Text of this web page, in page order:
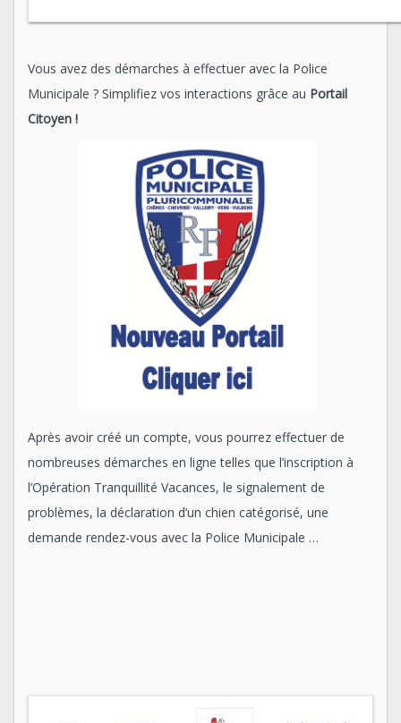
Vous avez des démarches à effectuer avec la Police
Municipale ? Simplifiez vos interactions grâce au Portail
Citoyen !
Après avoir créé un compte, vous pourrez effectuer de
nombreuses démarches en ligne telles que l’inscription à
l’Opération Tranquillité Vacances, le signalement de
problèmes, la déclaration d’un chien catégorisé, une
demande rendez-vous avec la Police Municipale …